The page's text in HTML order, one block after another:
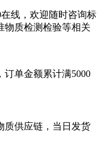
线，欢迎随时咨询标
物质检测检验等相关
单金额累计满5000
质供应链，当日发货